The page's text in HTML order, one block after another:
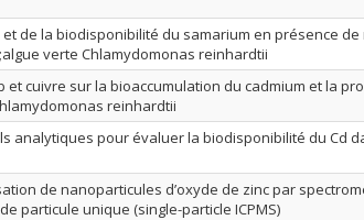
de la biodisponibilité du samarium en présence
verte Chlamydomonas reinhardtii
et cuivre sur la bioaccumulation du cadmium et la
reinhardtii
analytiques pour évaluer la biodisponibilité du Cd
de nanoparticules d’oxyde de zinc par
particule unique (single-particle ICPMS)